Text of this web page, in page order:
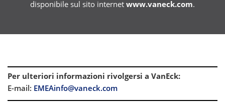
disponibile sul sito internet www.vaneck.com.
Per ulteriori informazioni rivolgersi a VanEck:
E-mail: EMEAinfo@vaneck.com